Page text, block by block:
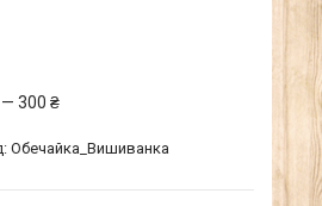
— 300 ₴
Обечайка_Вишиванка